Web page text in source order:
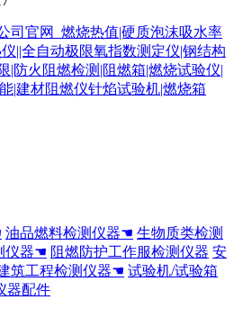
油品燃料检测仪器☚ 生物质类检测
仪器☚ 阻燃防护工作服检测仪器 安
筑工程检测仪器☚ 试验机/试验箱
器配件